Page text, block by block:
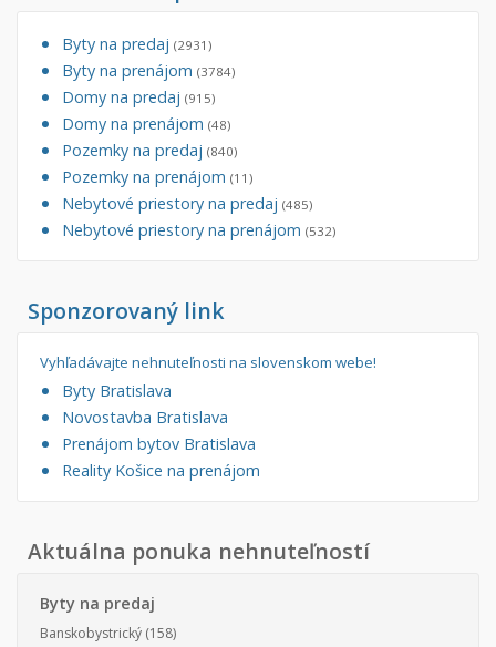
Byty na predaj (2931)
Byty na prenájom (3784)
Domy na predaj (915)
Domy na prenájom (48)
Pozemky na predaj (840)
Pozemky na prenájom (11)
Nebytové priestory na predaj (485)
Nebytové priestory na prenájom (532)
Sponzorovaný link
Vyhľadávajte nehnuteľnosti na slovenskom webe!
Byty Bratislava
Novostavba Bratislava
Prenájom bytov Bratislava
Reality Košice na prenájom
Aktuálna ponuka nehnuteľností
Byty na predaj
Banskobystrický (158)